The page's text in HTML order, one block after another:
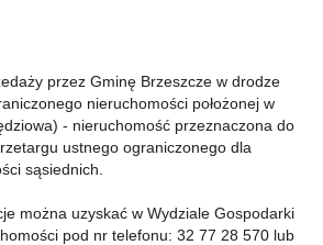
przez Gminę Brzeszcze w drodze
nieruchomości położonej w
- nieruchomość przeznaczona do
ustnego ograniczonego dla
sąsiednich.
można uzyskać w Wydziale Gospodarki
pod nr telefonu: 32 77 28 570 lub